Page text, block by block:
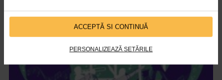
ACCEPTĂ SI CONTINUĂ
PERSONALIZEAZĂ SETĂRILE